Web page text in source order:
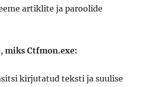
artiklite ja paroolide
miks Ctfmon.exe:
kirjutatud teksti ja suulise